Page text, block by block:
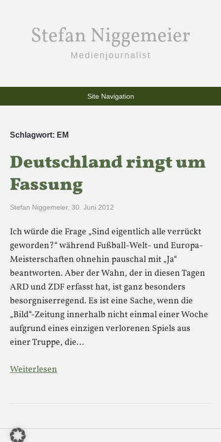
Stefan Niggemeier
Medienjournalist
Site Navigation
Schlagwort: EM
Deutschland ringt um
Fassung
Stefan Niggemeier, 30. Juni 2012
Ich würde die Frage „Sind eigentlich alle verrückt
geworden?“ während Fußball-Welt- und Europa-
Meisterschaften ohnehin pauschal mit „Ja“
beantworten. Aber der Wahn, der in diesen Tagen
ARD und ZDF erfasst hat, ist ganz besonders
besorgniserregend. Es ist eine Sache, wenn die
„Bild“-Zeitung innerhalb nicht einmal einer Woche
aufgrund eines einzigen verlorenen Spiels aus
einer Truppe, die…
Weiterlesen